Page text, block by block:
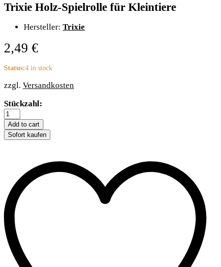
Trixie Holz-Spielrolle für Kleintiere
Hersteller: Trixie
2,49 €
Status:4 in stock
zzgl. Versandkosten
Trixie
Holz-
Spielrolle
für
Kleintiere
Stückzahl:
Add to cart
Sofort kaufen